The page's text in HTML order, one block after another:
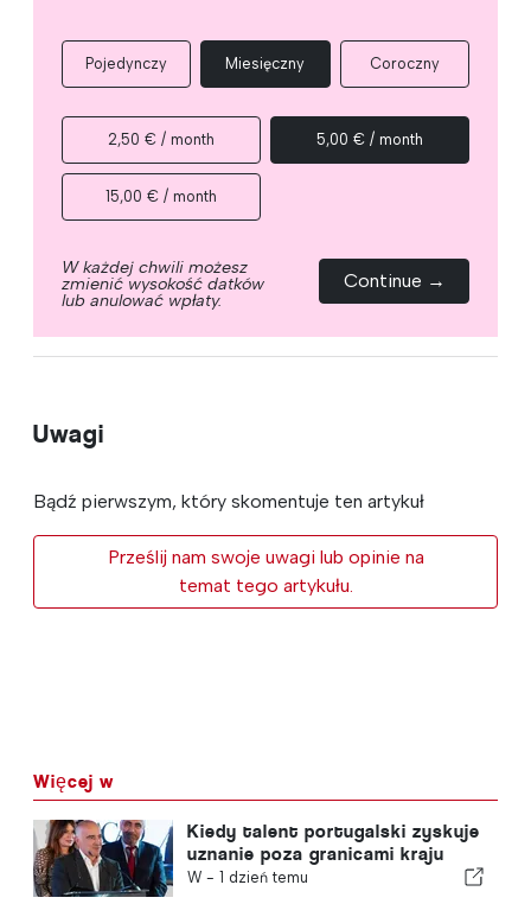
Pojedynczy Miesięczny Coroczny
2,50 € / month 5,00 € / month
15,00 € / month
W każdej chwili możesz
zmienić wysokość datków
lub anulować wpłaty.
Continue →
Uwagi
Bądź pierwszym, który skomentuje ten artykuł
Prześlij nam swoje uwagi lub opinie na
temat tego artykułu.
Więcej w
Kiedy talent portugalski zyskuje
uznanie poza granicami kraju
W - 1 dzień temu